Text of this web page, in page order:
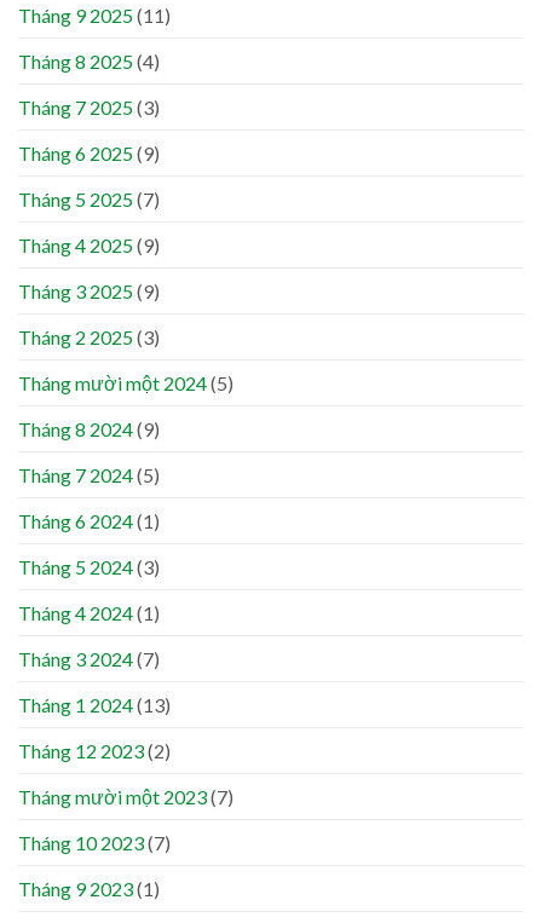
Tháng 9 2025(11)
Tháng 8 2025(4)
Tháng 7 2025(3)
Tháng 6 2025(9)
Tháng 5 2025(7)
Tháng 4 2025(9)
Tháng 3 2025(9)
Tháng 2 2025(3)
Tháng mười một 2024(5)
Tháng 8 2024(9)
Tháng 7 2024(5)
Tháng 6 2024(1)
Tháng 5 2024(3)
Tháng 4 2024(1)
Tháng 3 2024(7)
Tháng 1 2024(13)
Tháng 12 2023(2)
Tháng mười một 2023(7)
Tháng 10 2023(7)
Tháng 9 2023(1)